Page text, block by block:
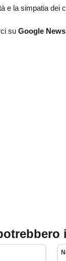
e la simpatia dei
su Google News